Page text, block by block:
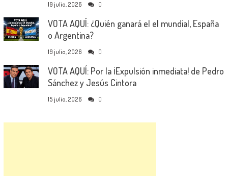
19 julio, 2026 0
VOTA AQUÍ: ¿Quién ganará el el mundial, España
o Argentina?
19 julio, 2026 0
VOTA AQUÍ: Por la ¡Expulsión inmediata! de Pedro
Sánchez y Jesús Cintora
15 julio, 2026 0